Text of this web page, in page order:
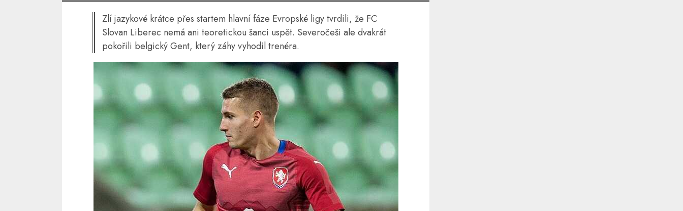
Zlí jazykové krátce přes startem hlavní fáze Evropské ligy tvrdili, že FC
Slovan Liberec nemá ani teoretickou šanci uspět. Severočeši ale dvakrát
pokořili belgický Gent, který záhy vyhodil trenéra.